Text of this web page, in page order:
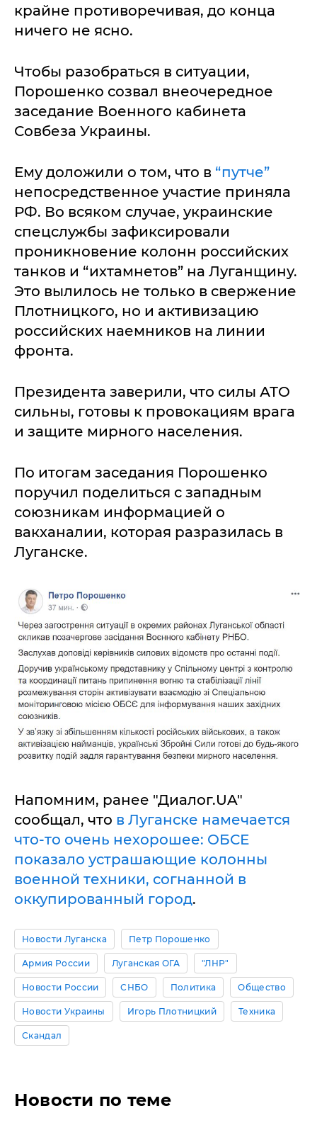
крайне противоречивая, до конца
ничего не ясно.
Чтобы разобраться в ситуации,
Порошенко созвал внеочередное
заседание Военного кабинета
Совбеза Украины.
Ему доложили о том, что в “путче”
непосредственное участие приняла
РФ. Во всяком случае, украинские
спецслужбы зафиксировали
проникновение колонн российских
танков и “ихтамнетов” на Луганщину.
Это вылилось не только в свержение
Плотницкого, но и активизацию
российских наемников на линии
фронта.
Президента заверили, что силы АТО
сильны, готовы к провокациям врага
и защите мирного населения.
По итогам заседания Порошенко
поручил поделиться с западным
союзникам информацией о
вакханалии, которая разразилась в
Луганске.
Напомним, ранее "Диалог.UA"
сообщал, что в Луганске намечается
что-то очень нехорошее: ОБСЕ
показало устрашающие колонны
военной техники, согнанной в
оккупированный город.
Новости Луганска Петр Порошенко
Армия России Луганская ОГА "ЛНР"
Новости России СНБО Политика Общество
Новости Украины Игорь Плотницкий Техника
Скандал
Новости по теме